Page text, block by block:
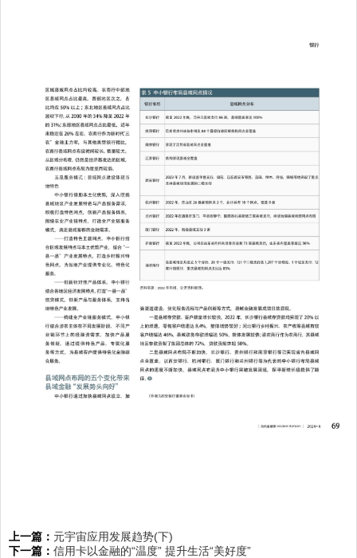
上一篇： 元宇宙应用发展趋势(下)
下一篇： 信用卡以金融的“温度” 提升生活“美好度”